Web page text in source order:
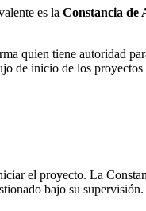
es la Constancia de
quien tiene autoridad
de inicio de los proyectos
el proyecto. La
bajo su